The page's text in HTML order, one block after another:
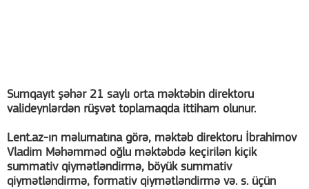
Sumqayıt şəhər 21 saylı orta məktəbin direktoru
valideynlərdən rüşvət toplamaqda ittiham olunur.
Lent.az-ın məlumatına görə, məktəb direktoru İbrahimov
Vladim Məhəmməd oğlu məktəbdə keçirilən kiçik
summativ qiymətləndirmə, böyük summativ
qiymətləndirmə, formativ qiymətləndirmə və. s. üçün